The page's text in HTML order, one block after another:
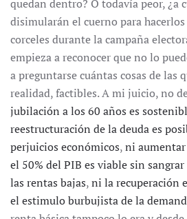
quedan dentro? O todavía peor, ¿a
disimularán el cuerno para
corceles durante la campaña
empieza a reconocer que no lo
a preguntarse cuántas cosas de las
realidad, factibles. A mi juicio, no
jubilación a los 60 años es
reestructuración de la deuda es
perjuicios económicos,ni
el 50% del PIB es viable sin
las rentas bajas,ni la recuperación
el estimulo burbujista de la